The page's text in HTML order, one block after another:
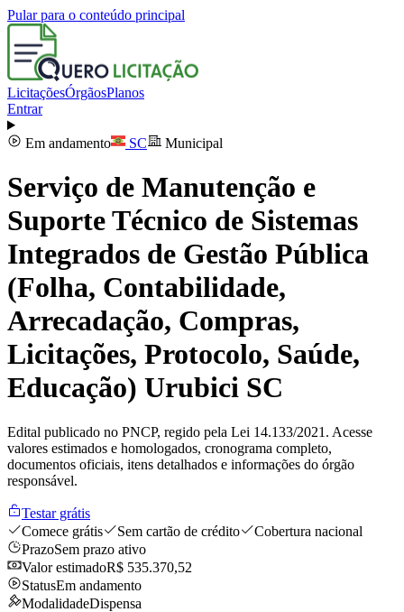
Pular para o conteúdo principal
LicitaçõesÓrgãosPlanos
Entrar
Em andamento SC Municipal
Serviço de Manutenção e
Suporte Técnico de Sistemas
Integrados de Gestão Pública
(Folha, Contabilidade,
Arrecadação, Compras,
Licitações, Protocolo, Saúde,
Educação) Urubici SC
Edital publicado no PNCP, regido pela Lei 14.133/2021. Acesse
valores estimados e homologados, cronograma completo,
documentos oficiais, itens detalhados e informações do órgão
responsável.
Testar grátis
Comece grátis
Sem cartão de crédito
Cobertura nacional
PrazoSem prazo ativo
Valor estimadoR$ 535.370,52
StatusEm andamento
ModalidadeDispensa